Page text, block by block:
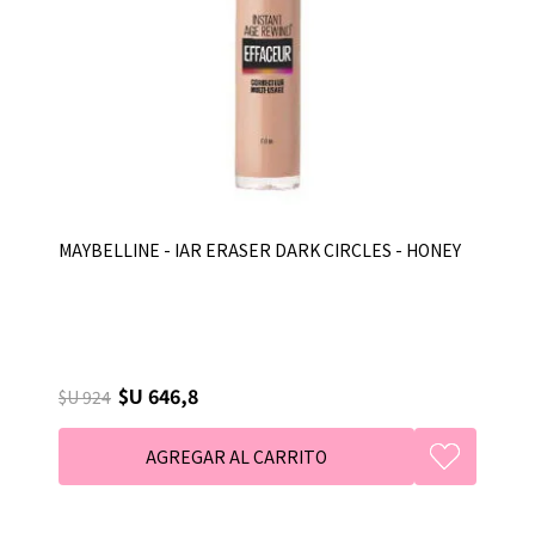
MAYBELLINE - IAR ERASER DARK CIRCLES - HONEY
$U 924 $U 646,8